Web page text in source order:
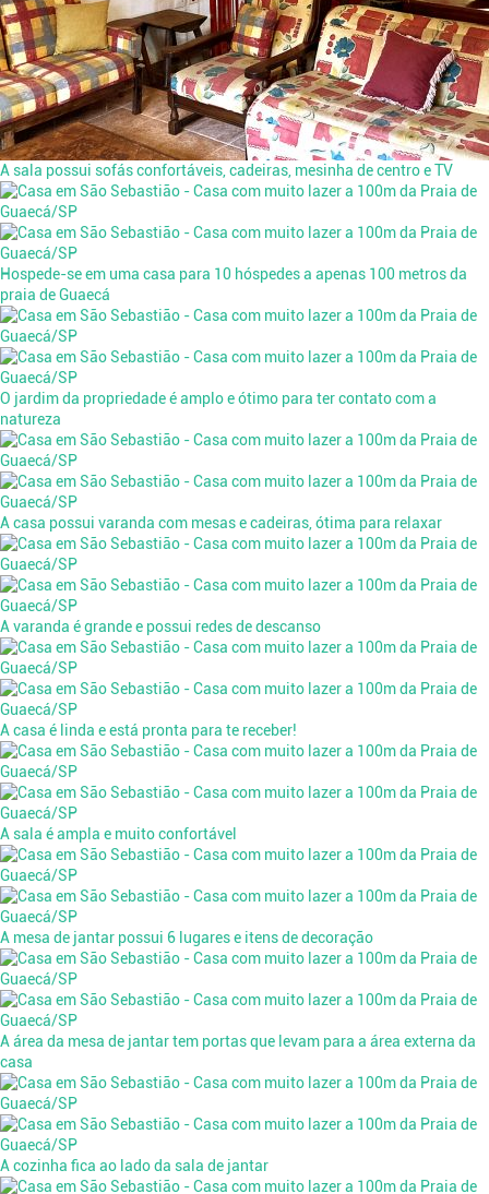
A sala possui sofás confortáveis, cadeiras, mesinha de centro e TV
Hospede-se em uma casa para 10 hóspedes a apenas 100 metros da
praia de Guaecá
O jardim da propriedade é amplo e ótimo para ter contato com a
natureza
A casa possui varanda com mesas e cadeiras, ótima para relaxar
A varanda é grande e possui redes de descanso
A casa é linda e está pronta para te receber!
A sala é ampla e muito confortável
A mesa de jantar possui 6 lugares e itens de decoração
A área da mesa de jantar tem portas que levam para a área externa da
casa
A cozinha fica ao lado da sala de jantar